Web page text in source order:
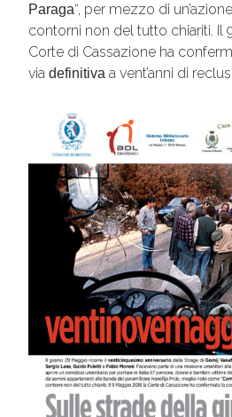
Paraga“, per mezzo di
contorni non del tutto chiariti. Il
Corte di Cassazione ha
via definitiva a vent’anni di